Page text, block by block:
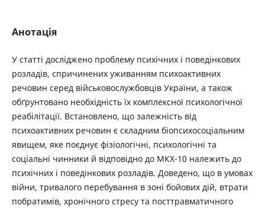
Анотація
У статті досліджено проблему психічних і поведінкових
розладів, спричинених уживанням психоактивних
речовин серед військовослужбовців України, а також
обґрунтовано необхідність їх комплексної психологічної
реабілітації. Встановлено, що залежність від
психоактивних речовин є складним біопсихосоціальним
явищем, яке поєднує фізіологічні, психологічні та
соціальні чинники й відповідно до МКХ-10 належить до
психічних і поведінкових розладів. Доведено, що в умовах
війни, тривалого перебування в зоні бойових дій, втрати
побратимів, хронічного стресу та посттравматичного